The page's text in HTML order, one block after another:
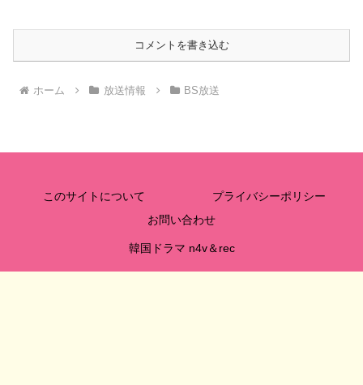
コメントを書き込む
ホーム 放送情報 BS放送
このサイトについて
プライバシーポリシー
お問い合わせ
韓国ドラマ n4v＆rec